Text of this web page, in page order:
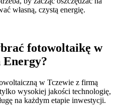
własną, czystą energię.
fotowoltaikę w
Energy?
w Tczewie z firmą
wysokiej jakości technologię,
na każdym etapie inwestycji.